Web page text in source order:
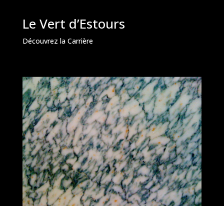
Le Vert d’Estours
Découvrez la Carrière